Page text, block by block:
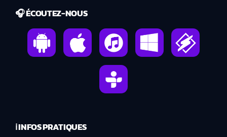
🎧 ÉCOUTEZ-NOUS
ℹ️ INFOS PRATIQUES